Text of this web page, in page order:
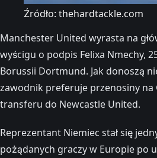
Źródło: thehardtackle.com
Manchester United wyrasta na
wyścigu o podpis Felixa Nmechy,
Borussii Dortmund. Jak donoszą
zawodnik preferuje przenosiny na
transferu do Newcastle United.
Reprezentant Niemiec stał się
pożądanych graczy w Europie po